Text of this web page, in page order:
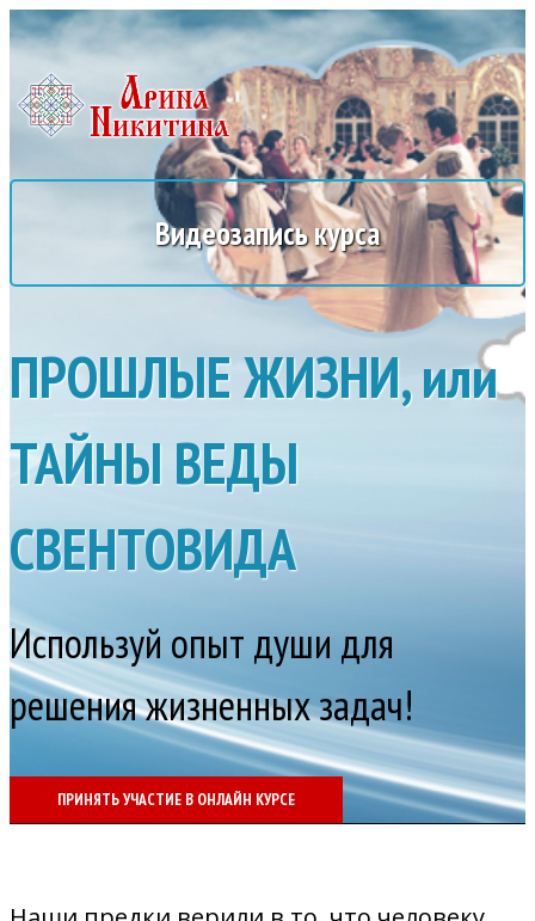
Видеозапись курса
ПРОШЛЫЕ ЖИЗНИ, или
ТАЙНЫ ВЕДЫ
СВЕНТОВИДА
Используй опыт души для
решения жизненных задач!
ПРИНЯТЬ УЧАСТИЕ В ОНЛАЙН КУРСЕ